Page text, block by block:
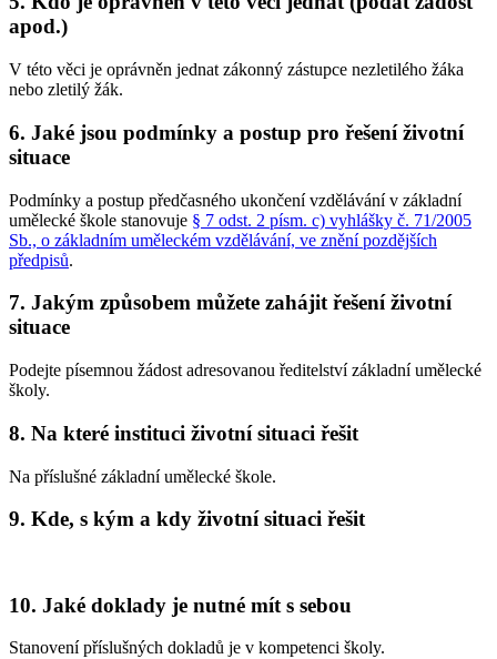
apod.)
V této věci je oprávněn jednat zákonný zástupce nezletilého žáka
nebo zletilý žák.
6. Jaké jsou podmínky a postup pro řešení životní
situace
Podmínky a postup předčasného ukončení vzdělávání v základní
umělecké škole stanovuje § 7 odst. 2 písm. c) vyhlášky č. 71/2005
Sb., o základním uměleckém vzdělávání, ve znění pozdějších
předpisů.
7. Jakým způsobem můžete zahájit řešení životní
situace
Podejte písemnou žádost adresovanou ředitelství základní umělecké
školy.
8. Na které instituci životní situaci řešit
Na příslušné základní umělecké škole.
9. Kde, s kým a kdy životní situaci řešit
10. Jaké doklady je nutné mít s sebou
Stanovení příslušných dokladů je v kompetenci školy.